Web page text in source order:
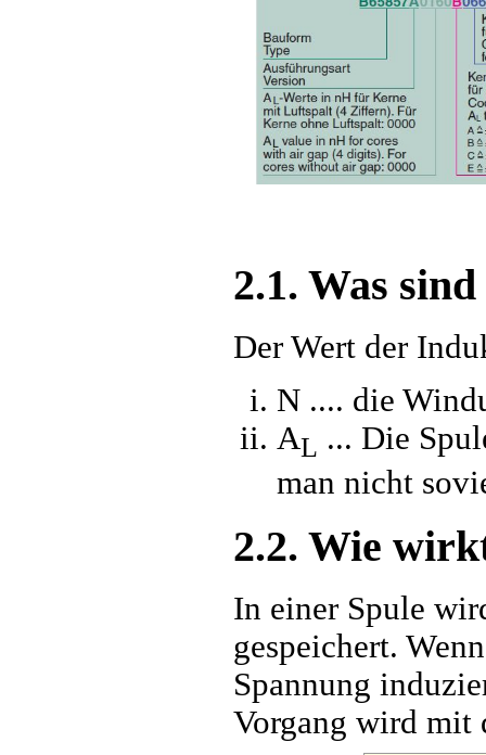
2.1. Was
Der Wert der
N .... die
AL ... Die
man nicht
2.2. Wie
In einer Spule
gespeichert.
Spannung
Vorgang wird